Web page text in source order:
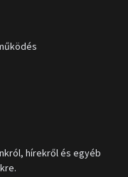
hírekről és egyéb